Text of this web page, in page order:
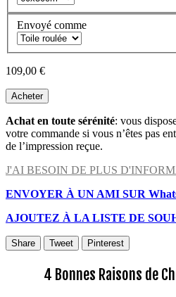
Envoyé comme
109,00 €
Acheter
Achat en toute sérénité: vous
votre commande si vous n’êtes pas
de l’impression reçue.
J'AI BESOIN DE PLUS
ENVOYER À UN AMI SUR
AJOUTEZ À LA LISTE DE
Share Tweet Pinterest
4 Bonnes Raisons de